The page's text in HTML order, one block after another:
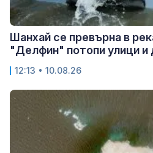
Шанхай се превърна в
"Делфин" потопи улици и
12:13 • 10.08.26